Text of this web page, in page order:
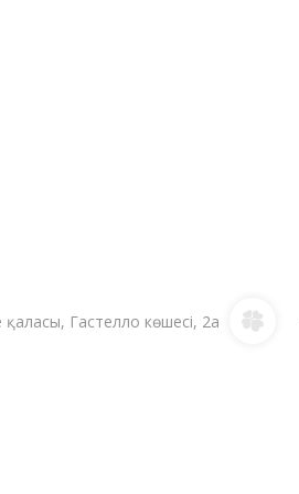
Гастелло көшесі, 2а